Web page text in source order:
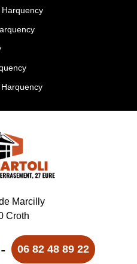
Marcilly
Croth
- 06 82 48 89 22